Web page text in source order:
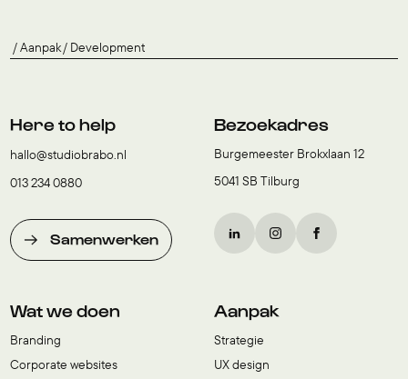
Aanpak Development
Here to help
hallo@studiobrabo.nl
013 234 0880
Samenwerken
Bezoekadres
Burgemeester Brokxlaan 12
5041 SB Tilburg
Wat we doen
Branding
Corporate websites
Aanpak
Strategie
UX design